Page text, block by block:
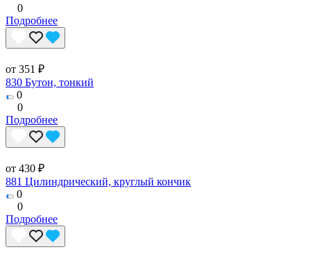
0
Подробнее
от 351 ₽
830 Бутон, тонкий
0
0
Подробнее
от 430 ₽
881 Цилиндрический, круглый кончик
0
0
Подробнее